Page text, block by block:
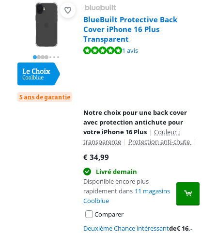
5 ans de garantie
BlueBuilt Protective Back
Cover iPhone 16 Plus
Transparent
La note est de 10 sur 10, basée sur 1 avis.1 avis
Notre choix pour une back cover
avec protection antichute pour
votre iPhone 16 Plus | Couleur :
transparente | Protection anti-chute |
€ 34,99
Livré demain
Disponible encore plus
rapidement dans 11 magasins
Coolblue
Comparer
Deuxième Chance intéressantde€16,-